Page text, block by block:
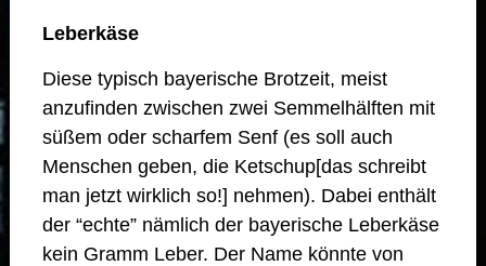
Leberkäse
Diese typisch bayerische Brotzeit, meist
anzufinden zwischen zwei Semmelhälften mit
süßem oder scharfem Senf (es soll auch
Menschen geben, die Ketschup[das schreibt
man jetzt wirklich so!] nehmen). Dabei enthält
der “echte” nämlich der bayerische Leberkäse
kein Gramm Leber. Der Name könnte von